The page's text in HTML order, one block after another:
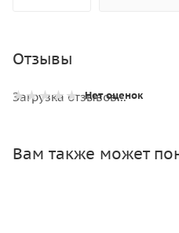
Отзывы
Нет оценок
Загрузка отзывов...
Вам также может